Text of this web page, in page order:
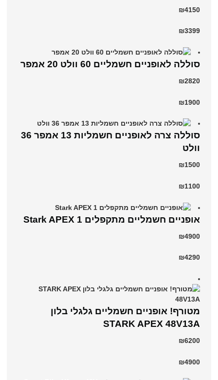
₪4150
₪3399
סוללה לאופניים חשמליים 60 וולט 20 אמפר
₪2820
₪1900
סוללה צרה לאופניים חשמליות 13 אמפר 36
וולט
₪1500
₪1100
‏אופניים חשמליים ‏מתקפלים Stark APEX 1
₪4900
₪4290
מטורף! אופניים חשמליים גלגלי בלון
STARK APEX 48V13A
₪6200
₪4900